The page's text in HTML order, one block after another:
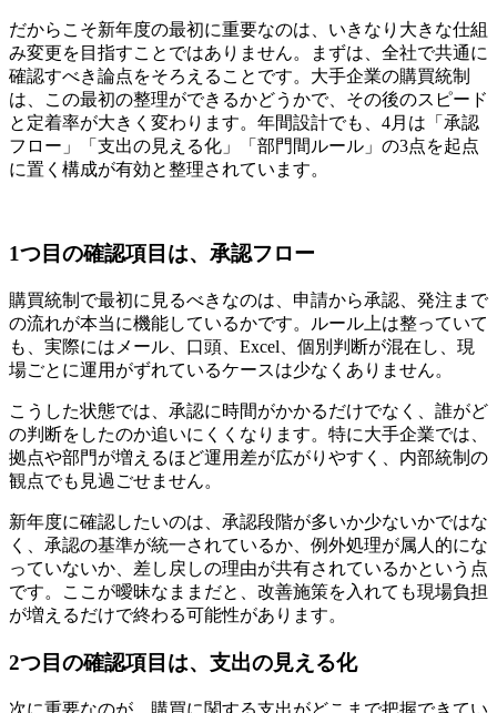
だからこそ新年度の最初に重要なのは、いきなり大きな仕組
み変更を目指すことではありません。まずは、全社で共通に
確認すべき論点をそろえることです。大手企業の購買統制
は、この最初の整理ができるかどうかで、その後のスピード
と定着率が大きく変わります。年間設計でも、4月は「承認
フロー」「支出の見える化」「部門間ルール」の3点を起点
に置く構成が有効と整理されています。
1つ目の確認項目は、承認フロー
購買統制で最初に見るべきなのは、申請から承認、発注まで
の流れが本当に機能しているかです。ルール上は整っていて
も、実際にはメール、口頭、Excel、個別判断が混在し、現
場ごとに運用がずれているケースは少なくありません。
こうした状態では、承認に時間がかかるだけでなく、誰がど
の判断をしたのか追いにくくなります。特に大手企業では、
拠点や部門が増えるほど運用差が広がりやすく、内部統制の
観点でも見過ごせません。
新年度に確認したいのは、承認段階が多いか少ないかではな
く、承認の基準が統一されているか、例外処理が属人的にな
っていないか、差し戻しの理由が共有されているかという点
です。ここが曖昧なままだと、改善施策を入れても現場負担
が増えるだけで終わる可能性があります。
2つ目の確認項目は、支出の見える化
次に重要なのが、購買に関する支出がどこまで把握できてい